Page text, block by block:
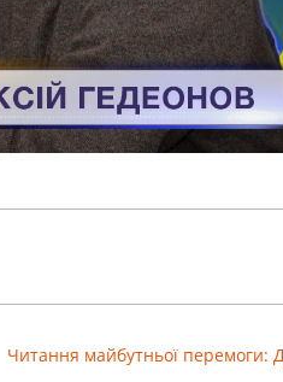
Читання майбутньої перемоги: